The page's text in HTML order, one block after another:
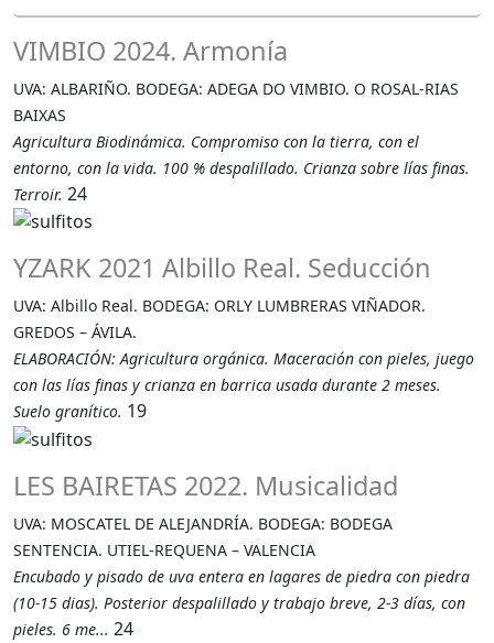
VIMBIO 2024. Armonía
UVA: ALBARIÑO. BODEGA: ADEGA DO VIMBIO. O ROSAL-RIAS
BAIXAS
Agricultura Biodinámica. Compromiso con la tierra, con el
entorno, con la vida. 100 % despalillado. Crianza sobre lías finas.
Terroir. 24
YZARK 2021 Albillo Real. Seducción
UVA: Albillo Real. BODEGA: ORLY LUMBRERAS VIÑADOR.
GREDOS – ÁVILA.
ELABORACIÓN: Agricultura orgánica. Maceración con pieles, juego
con las lías finas y crianza en barrica usada durante 2 meses.
Suelo granítico. 19
LES BAIRETAS 2022. Musicalidad
UVA: MOSCATEL DE ALEJANDRÍA. BODEGA: BODEGA
SENTENCIA. UTIEL-REQUENA – VALENCIA
Encubado y pisado de uva entera en lagares de piedra con piedra
(10-15 dias). Posterior despalillado y trabajo breve, 2-3 días, con
pieles. 6 me... 24